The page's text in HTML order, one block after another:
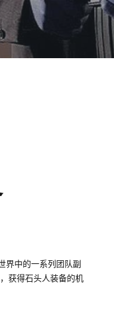
界中的一系列团队副
获得石头人装备的机